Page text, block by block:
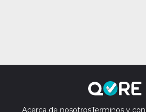
Acerca de nosotrosTerminos y